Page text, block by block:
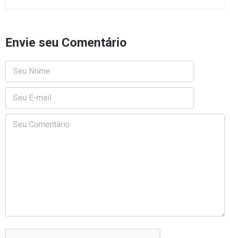
Envie seu Comentário